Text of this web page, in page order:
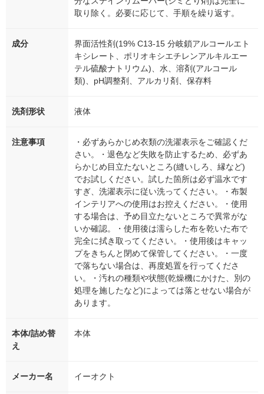
取り除く。必要に応じて、手順を繰り返す。
成分
界面活性剤(19% C13-15 分岐鎖アルコールエト
キシレート、ポリオキシエチレンアルキルエー
テル硫酸ナトリウム)、水、溶剤(アルコール
類)、pH調整剤、アルカリ剤、保存料
洗剤形状 液体
注意事項
・必ずあらかじめ衣類の洗濯表示をご確認くだ
さい。・退色など失敗を防止するため、必ずあ
らかじめ目立たないところ(縫いしろ、縁など)
でお試しください。試した箇所は必ず温水です
すぎ、洗濯表示に従い洗ってください。・布製
インテリアへの使用はお控えください。・使用
する場合は、予め目立たないところで異常がな
いか確認。・使用後は濡らした布を乾いた布で
完全に拭き取ってください。・使用後はキャッ
プをきちんと閉めて保管してください。・一度
で落ちない場合は、再度処置を行ってくださ
い。・汚れの種類や状態(乾燥機にかけた、別の
処理を施したなど)によっては落とせない場合が
あります。
本体/詰め替
え
本体
メーカー名 イーオクト